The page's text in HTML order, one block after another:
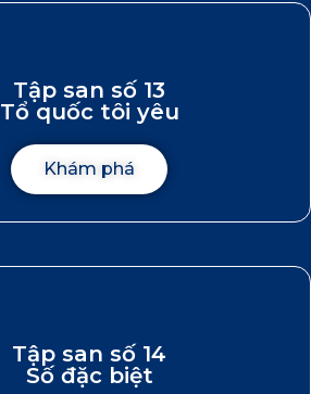
Tập san số 13
Tổ quốc tôi yêu
Khám phá
Tập san số 14
Số đặc biệt